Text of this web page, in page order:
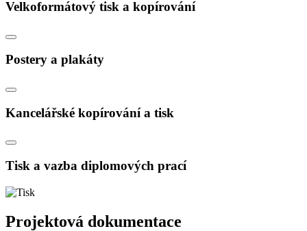
Velkoformátový tisk a kopírování
Postery a plakáty
Kancelářské kopírování a tisk
Tisk a vazba diplomových prací
Projektová dokumentace